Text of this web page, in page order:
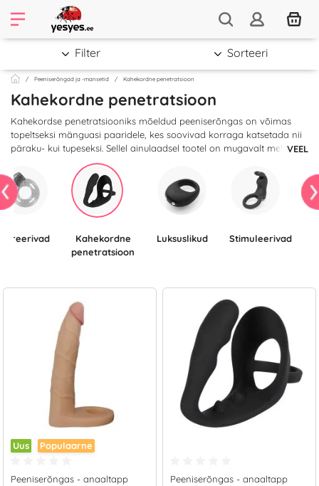
Peeniserõngad ja -mansetid Kahekordne penetratsioon
Filter Sorteeri
Kahekordne penetratsioon
Kahekordse penetratsiooniks mõeldud peeniserõngas on võimas
topeltseksi mänguasi paaridele, kes soovivad korraga katsetada nii
päraku- kui tupeseksi. Sellel ainulaadsel tootel on mugavalt meheaule
asetatav peeniserõngas ning täiendav dildo või anaaltapp.
VEEL
Vibreerivad
Kahekordne
penetratsioon
Luksuslikud Stimuleerivad
Uus Populaarne
Peeniserõngas - anaaltapp
Peeniserõngas - anaaltapp